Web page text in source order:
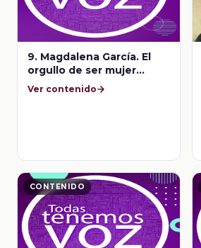
9. Magdalena García. El
orgullo de ser mujer
indígena. Todas tenemos
Ver contenido
CONTENIDO